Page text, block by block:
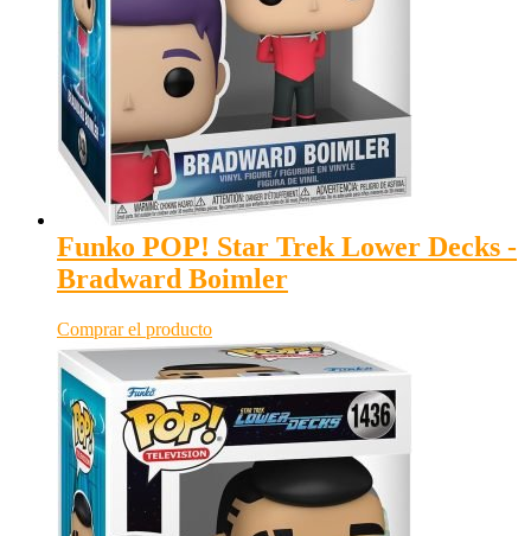
Funko POP! Star Trek Lower Decks -
Bradward Boimler
Comprar el producto